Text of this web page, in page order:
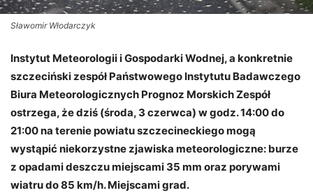
Sławomir Włodarczyk
Instytut Meteorologii i Gospodarki Wodnej, a konkretnie
szczeciński zespół Państwowego Instytutu Badawczego
Biura Meteorologicznych Prognoz Morskich Zespół
ostrzega, że dziś (środa, 3 czerwca) w godz. 14:00 do
21:00 na terenie powiatu szczecineckiego mogą
wystąpić niekorzystne zjawiska meteorologiczne: burze
z opadami deszczu miejscami 35 mm oraz porywami
wiatru do 85 km/h. Miejscami grad.